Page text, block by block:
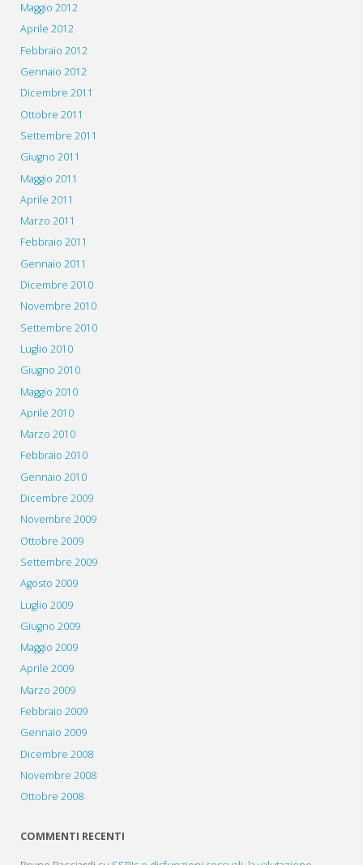
Maggio 2012
Aprile 2012
Febbraio 2012
Gennaio 2012
Dicembre 2011
Ottobre 2011
Settembre 2011
Giugno 2011
Maggio 2011
Aprile 2011
Marzo 2011
Febbraio 2011
Gennaio 2011
Dicembre 2010
Novembre 2010
Settembre 2010
Luglio 2010
Giugno 2010
Maggio 2010
Aprile 2010
Marzo 2010
Febbraio 2010
Gennaio 2010
Dicembre 2009
Novembre 2009
Ottobre 2009
Settembre 2009
Agosto 2009
Luglio 2009
Giugno 2009
Maggio 2009
Aprile 2009
Marzo 2009
Febbraio 2009
Gennaio 2009
Dicembre 2008
Novembre 2008
Ottobre 2008
COMMENTI RECENTI